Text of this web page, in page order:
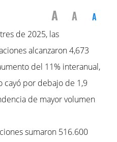
A A A
de 2025, las
alcanzaron 4,673
del 11% interanual,
por debajo de 1,9
de mayor volumen
sumaron 516.600